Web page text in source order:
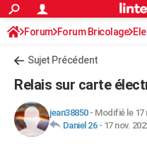
ACTUALITÉS
Politique
Société
Faits Divers
Education
Monde
Villes
+
FINANCE
Retraite
Impôts
Epargne
Immobilier
Risques naturels par ville
Banque
Assurance
Crédit
AUTO
Forum Forum Bricolage
Sujet Précédent
Relais sur carte
jean38850- Modifié le 17
Daniel 26- 17 nov.